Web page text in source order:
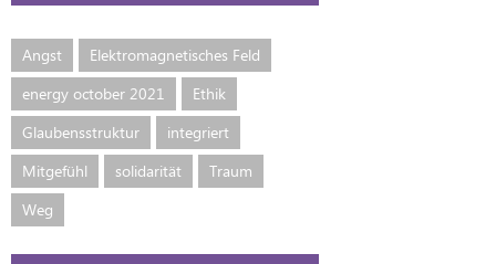
Angst
Elektromagnetisches Feld
energy october 2021
Ethik
Glaubensstruktur
integriert
Mitgefühl
solidarität
Traum
Weg